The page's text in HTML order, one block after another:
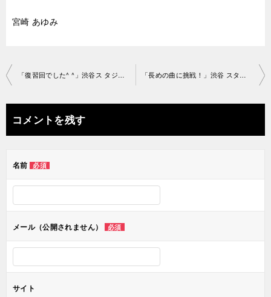
宮崎 あゆみ
投
ナ
ビ
ー
ン
「復習回でした^ ^」渋谷ス タジオ2018-7-23-no0006-1104 「長めの曲に挑戦！」渋谷 スタジオ2018-7-24-no0006-1008
コメントを残す
名前 必須
メール（公開されません） 必須
サイト